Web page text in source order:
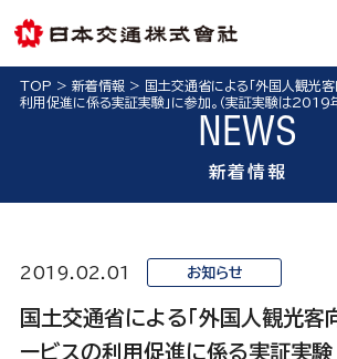
TOP > 新着情報> 国土交通省による「外国人観光
利用促進に係る実証実験」に参加。（実証実験は2019
NEWS
新着情報
2019.02.01 お知らせ
国土交通省による「外国人観光客
ービスの利用促進に係る実証実験